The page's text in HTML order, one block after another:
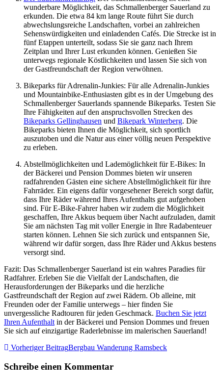
wunderbare Möglichkeit, das Schmallenberger Sauerland zu
erkunden. Die etwa 84 km lange Route führt Sie durch
abwechslungsreiche Landschaften, vorbei an zahlreichen
Sehenswürdigkeiten und einladenden Cafés. Die Strecke ist in
fünf Etappen unterteilt, sodass Sie sie ganz nach Ihrem
Zeitplan und Ihrer Lust erkunden können. Genießen Sie
unterwegs regionale Köstlichkeiten und lassen Sie sich von
der Gastfreundschaft der Region verwöhnen.
Bikeparks für Adrenalin-Junkies: Für alle Adrenalin-Junkies
und Mountainbike-Enthusiasten gibt es in der Umgebung des
Schmallenberger Sauerlands spannende Bikeparks. Testen Sie
Ihre Fähigkeiten auf den anspruchsvollen Strecken des
Bikeparks Gellinghausen und Bikepark Winterberg. Die
Bikeparks bieten Ihnen die Möglichkeit, sich sportlich
auszutoben und die Natur aus einer völlig neuen Perspektive
zu erleben.
Abstellmöglichkeiten und Lademöglichkeit für E-Bikes: In
der Bäckerei und Pension Dommes bieten wir unseren
radfahrenden Gästen eine sichere Abstellmöglichkeit für ihre
Fahrräder. Ein eigens dafür vorgesehener Bereich sorgt dafür,
dass Ihre Räder während Ihres Aufenthalts gut aufgehoben
sind. Für E-Bike-Fahrer haben wir zudem die Möglichkeit
geschaffen, Ihre Akkus bequem über Nacht aufzuladen, damit
Sie am nächsten Tag mit voller Energie in Ihre Radabenteuer
starten können. Lehnen Sie sich zurück und entspannen Sie,
während wir dafür sorgen, dass Ihre Räder und Akkus bestens
versorgt sind.
Fazit: Das Schmallenberger Sauerland ist ein wahres Paradies für
Radfahrer. Erleben Sie die Vielfalt der Landschaften, die
Herausforderungen der Bikeparks und die herzliche
Gastfreundschaft der Region auf zwei Rädern. Ob alleine, mit
Freunden oder der Familie unterwegs – hier finden Sie
unvergessliche Radtouren für jeden Geschmack. Buchen Sie jetzt
Ihren Aufenthaltin der Bäckerei und Pension Dommes und freuen
Sie sich auf einzigartige Raderlebnisse im malerischen Sauerland!
Vorheriger BeitragBergbau Wanderung Ramsbeck
Schreibe einen Kommentar